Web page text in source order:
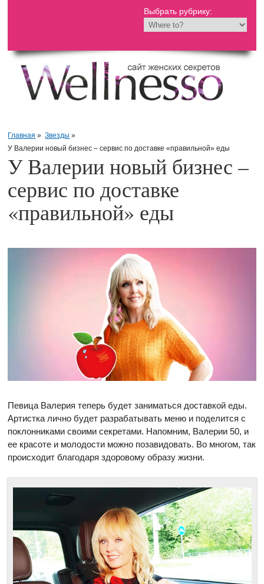
Выбрать рубрику:
Главная » Звезды »
У Валерии новый бизнес – сервис по доставке «правильной» еды
У Валерии новый бизнес –
сервис по доставке
«правильной» еды
Певица Валерия теперь будет заниматься доставкой еды.
Артистка лично будет разрабатывать меню и поделится с
поклонниками своими секретами. Напомним, Валерии 50, и
ее красоте и молодости можно позавидовать. Во многом, так
происходит благодаря здоровому образу жизни.